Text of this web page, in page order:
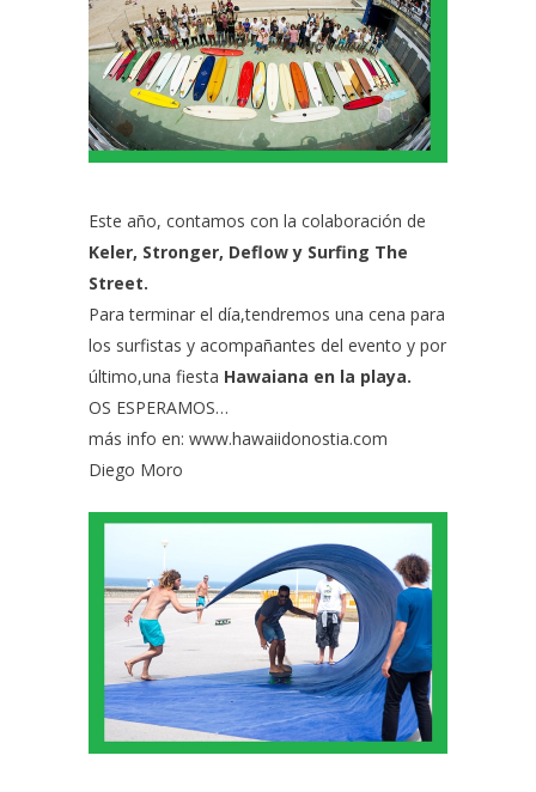
Este año, contamos con la colaboración de
Keler, Stronger, Deflow y Surfing The
Street.
Para terminar el día,tendremos una cena para
los surfistas y acompañantes del evento y por
último,una fiesta Hawaiana en la playa.
OS ESPERAMOS…
más info en: www.hawaiidonostia.com
Diego Moro